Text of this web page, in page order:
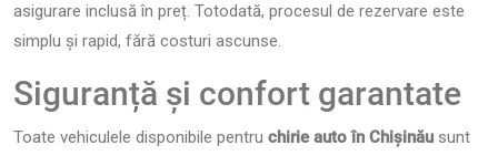
asigurare inclusă în preț. Totodată, procesul de rezervare este
simplu și rapid, fără costuri ascunse.
Siguranță și confort garantate
Toate vehiculele disponibile pentru chirie auto în Chișinău sunt